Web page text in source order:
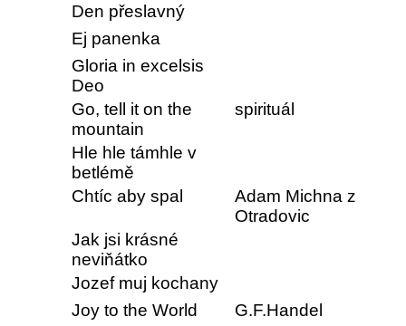
Den přeslavný
Ej panenka
Gloria in excelsis
Deo
Go, tell it on the
mountain
spirituál
Hle hle támhle v
betlémě
Chtíc aby spal
Adam Michna z
Otradovic
Jak jsi krásné
neviňátko
Jozef muj kochany
Joy to the World
G.F.Handel